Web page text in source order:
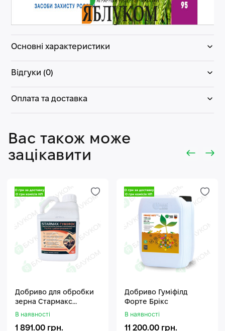
Основні характеристики
Відгуки (0)
Оплата та доставка
Вас також може
зацікавити
Добриво для обробки
зерна Стармакс
Гуміфос
В наявності
1 891.00 грн.
Добриво Гуміфілд
Форте Брікс
В наявності
11 200.00 грн.